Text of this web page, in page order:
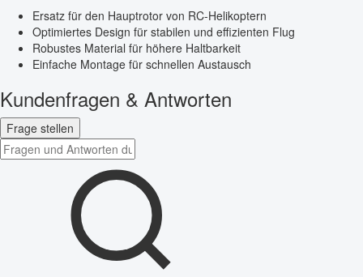
Ersatz für den Hauptrotor von RC-Helikoptern
Optimiertes Design für stabilen und effizienten Flug
Robustes Material für höhere Haltbarkeit
Einfache Montage für schnellen Austausch
Kundenfragen & Antworten
Frage stellen